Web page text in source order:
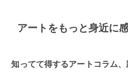
アートをもっと身近に
知ってて得するアートコラム